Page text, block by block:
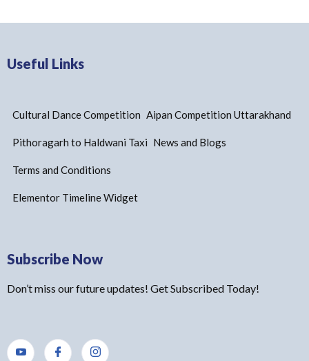
Useful Links
Cultural Dance Competition Aipan Competition Uttarakhand
Pithoragarh to Haldwani Taxi News and Blogs
Terms and Conditions
Elementor Timeline Widget
Subscribe Now
Don’t miss our future updates! Get Subscribed Today!